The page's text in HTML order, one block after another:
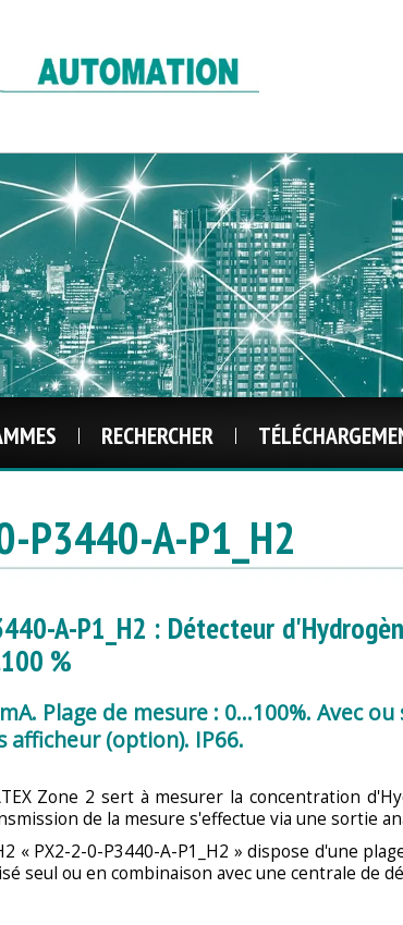
RECHERCHER
P3440-A-P1_H2
A-P1_H2 : Détecteur
%
Plage de mesure : 0...100%. Avec
afficheur (option). IP66.
Zone 2 sert à mesurer la concentration
de la mesure s'effectue via une sortie
« PX2-2-0-P3440-A-P1_H2 » dispose d'une
seul ou en combinaison avec une centrale de